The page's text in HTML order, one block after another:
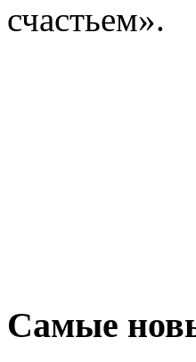
счастьем».
Самые